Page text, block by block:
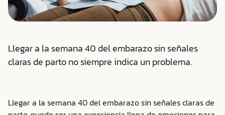
Llegar a la semana 40 del embarazo sin señales
claras de parto no siempre indica un problema.
Llegar a la semana 40 del embarazo sin señales claras de